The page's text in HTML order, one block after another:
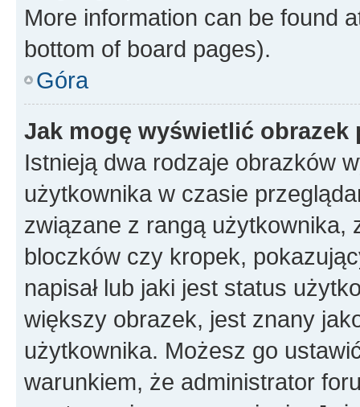
More information can be found
bottom of board pages).
Góra
Jak mogę wyświetlić
Istnieją dwa rodzaje obrazków
użytkownika w czasie
związane z rangą użytkownika,
bloczków czy kropek,
napisał lub jaki jest status
większy obrazek, jest znany
użytkownika. Możesz go
warunkiem, że administrator